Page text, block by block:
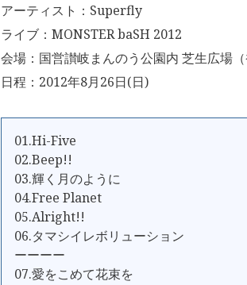
アーティスト：Superfly
ライブ：MONSTER baSH 2012
会場：国営讃岐まんのう公園内 芝生広場（
日程：2012年8月26日(日)
01.Hi-Five
02.Beep!!
03.輝く月のように
04.Free Planet
05.Alright!!
06.タマシイレボリューション
ーーーー
07.愛をこめて花束を